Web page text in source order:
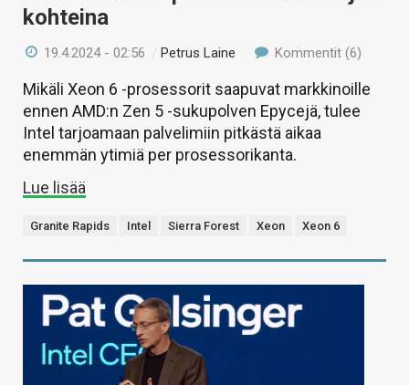
kohteina
19.4.2024 - 02:56 / Petrus Laine Kommentit (6)
Mikäli Xeon 6 -prosessorit saapuvat markkinoille
ennen AMD:n Zen 5 -sukupolven Epycejä, tulee
Intel tarjoamaan palvelimiin pitkästä aikaa
enemmän ytimiä per prosessorikanta.
Lue lisää
Granite Rapids Intel Sierra Forest Xeon Xeon 6